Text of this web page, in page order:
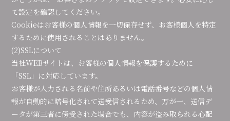
て設定を確認してください。
Cookieはお客様の個人情報を一切保存せず、お客様個人を特定
するために使用されることはありません。
(2)SSLについて
当社WEBサイトは、お客様の個人情報を保護するために
「SSL」に対応しています。
お客様が入力される名前や住所あるいは電話番号などの個人情
報が自動的に暗号化されて送受信されるため、万が一、送信デ
ータが第三者に傍受された場合でも、内容が盗み取られる心配